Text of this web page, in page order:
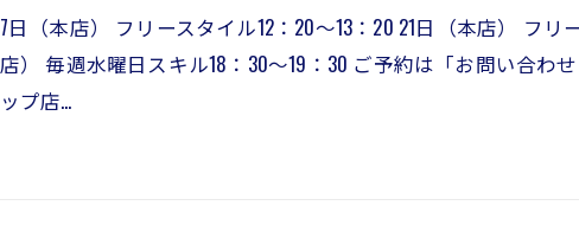
7日（本店） フリースタイル12：20～13：20 21日（本店） フリ
店） 毎週水曜日スキル18：30～19：30 ご予約は「お問い合わ
ップ店…